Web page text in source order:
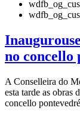
no concello
A Conselleira do
esta tarde as obras
concello